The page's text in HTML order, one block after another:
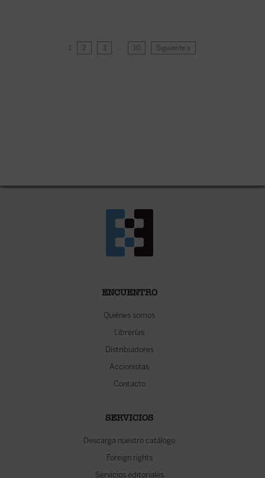
1 2 3 … 10 Siguiente »
ENCUENTRO
Quiénes somos
Librerías
Distribuidores
Accionistas
Contacto
SERVICIOS
Descarga nuestro catálogo
Foreign rights
Servicios editoriales